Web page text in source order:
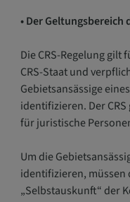
• Der Geltungsbereich
Die CRS-Regelung
CRS-Staat und
Gebietsansässige
identifizieren. Der
für juristische
Um die
identifizieren,
„Selbstauskunft“ der